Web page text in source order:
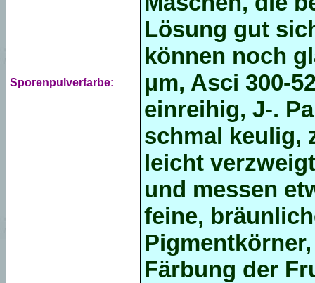
Sporenpulverfarbe:
Lösung gut
können noch
μm, Asci 300-
einreihig, J-.
schmal keulig,
leicht
und messen
feine,
Färbung der